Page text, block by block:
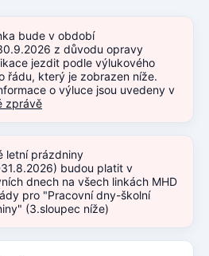
bude v období
z důvodu opravy
jezdit podle výlukového
řádu, který je zobrazen níže.
o výluce jsou uvedeny v
zprávě
letní prázdniny
budou platit v
dnech na všech linkách MHD
pro "Pracovní dny-školní
(3.sloupec níže)